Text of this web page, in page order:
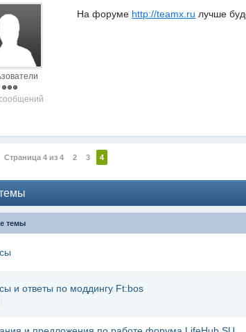
На форуме http://teamx.ru лучше
Страница 4 из 4 2 3 4
темы
и ответы по моддингу Ft:bos